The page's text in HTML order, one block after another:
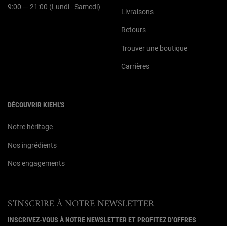
9:00 — 21:00 (Lundi - Samedi)
Livraisons
Retours
Trouver une boutique
Carrières
DÉCOUVRIR KIEHL'S
Notre héritage
Nos ingrédients
Nos engagements
S’INSCRIRE À NOTRE NEWSLETTER
INSCRIVEZ-VOUS À NOTRE NEWSLETTER ET PROFITEZ D’OFFRES